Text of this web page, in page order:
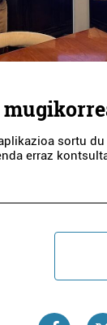
sortu
erraz